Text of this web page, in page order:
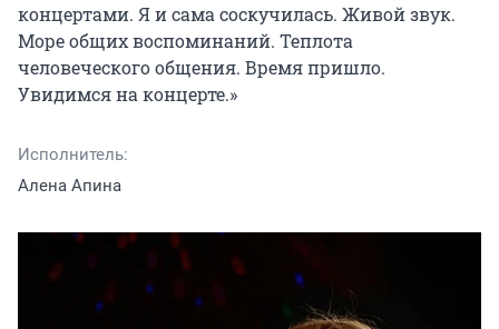
концертами. Я и сама соскучилась. Живой звук.
Море общих воспоминаний. Теплота
человеческого общения. Время пришло.
Увидимся на концерте.»
Исполнитель:
Алена Апина